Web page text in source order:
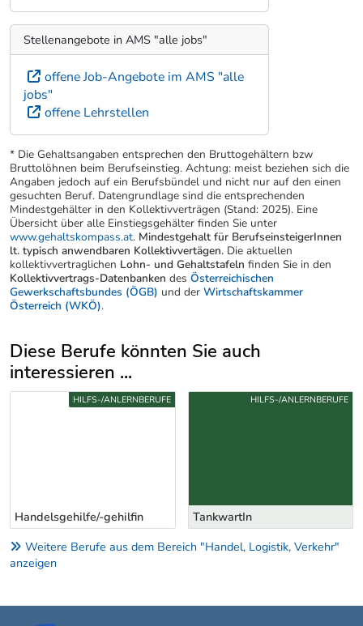
Stellenangebote in AMS "alle jobs"
offene Job-Angebote im AMS "alle
jobs"
offene Lehrstellen
* Die Gehaltsangaben entsprechen den Bruttogehältern bzw
Bruttolöhnen beim Berufseinstieg. Achtung: meist beziehen sich die
Angaben jedoch auf ein Berufsbündel und nicht nur auf den einen
gesuchten Beruf. Datengrundlage sind die entsprechenden
Mindestgehälter in den Kollektivverträgen (Stand: 2025). Eine
Übersicht über alle Einstiegsgehälter finden Sie unter
www.gehaltskompass.at. Mindestgehalt für BerufseinsteigerInnen
lt. typisch anwendbaren Kollektivvertägen. Die aktuellen
kollektivvertraglichen Lohn- und Gehaltstafeln finden Sie in den
Kollektivvertrags-Datenbanken des Österreichischen
Gewerkschaftsbundes (ÖGB) und der Wirtschaftskammer
Österreich (WKÖ).
Diese Berufe könnten Sie auch
interessieren ...
Uber weitere Berufsvorschläge
TankwartIn
HILFS-/ANLERNBERUFE
AltwarenhändlerIn
HILFS-/ANLERNBERUFE
Weitere Berufe aus dem Bereich "Handel, Logistik, Verkehr"
anzeigen